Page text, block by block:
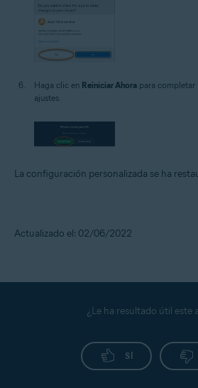
Haga clic en Reiniciar Ahora para completar
ajustes.
La configuración personalizada se ha
Actualizado el: 02/06/2022
¿Le ha resultado útil este
SÍ